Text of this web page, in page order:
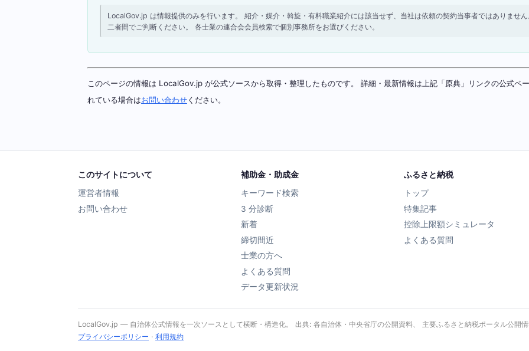
LocalGov.jp は情報提供のみを行います。 紹介・媒介・斡旋・有料職業紹介には該当せず、当社は依頼の契約当事者ではありませ
二者間でご判断ください。 各士業の連合会会員検索で個別事務所をお選びください。
このページの情報は LocalGov.jp が公式ソースから取得・整理したものです。 詳細・最新情報は上記「原典」リンクの公式ペ
れている場合はお問い合わせください。
このサイトについて
運営者情報
お問い合わせ
補助金・助成金
キーワード検索
3 分診断
新着
締切間近
士業の方へ
よくある質問
データ更新状況
ふるさと納税
トップ
特集記事
控除上限額シミュレータ
よくある質問
LocalGov.jp — 自治体公式情報を一次ソースとして横断・構造化。 出典: 各自治体・中央省庁の公開資料、 主要ふるさと納税ポータル公
プライバシーポリシー · 利用規約